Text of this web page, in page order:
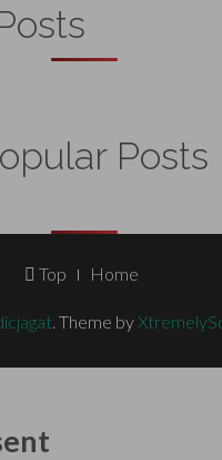
Posts
Top Home
Theme by